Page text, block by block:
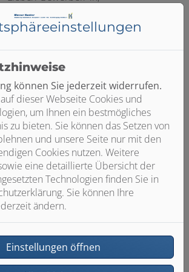
einer neuen Herausforderung?
Job-Angebot vorstellen.
Schritt ganz einfach über unsere
ganz unten, aber auch telefonisch sind
wir jederzeit erreichbar.
uns auf die Zusammenarbeit!
Kontakt
Herr Dirk Kuntter
E-Mail: info@kuntter.de
Telefon: 040 292773
können Sie jederzeit widerrufen.
dieser Webseite Cookies und
um Ihnen ein bestmögliches
zu bieten. Sie können das Setzen von
und unsere Seite nur mit den
Cookies nutzen. Weitere
eine detaillierte Übersicht der
Technologien finden Sie in
Sie können Ihre
ändern.
Einstellungen öffnen